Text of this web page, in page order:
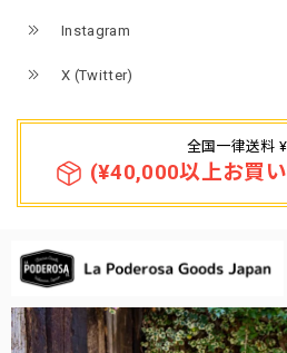
Instagram
X (Twitter)
全国一律送料
(¥40,000以上お買